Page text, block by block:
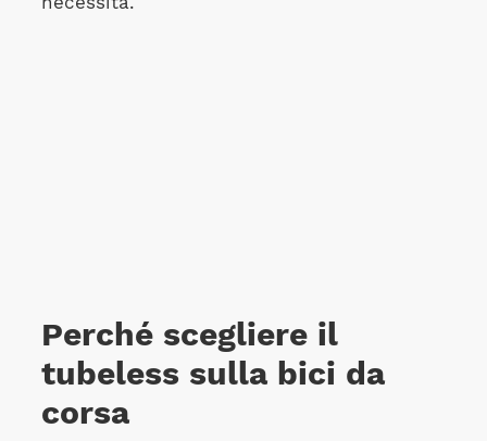
Perché scegliere il
tubeless sulla bici da
corsa